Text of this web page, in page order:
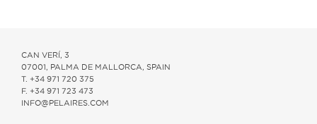
CAN VERÍ, 3
07001, PALMA DE MALLORCA, SPAIN
T. +34 971 720 375
F. +34 971 723 473
INFO@PELAIRES.COM